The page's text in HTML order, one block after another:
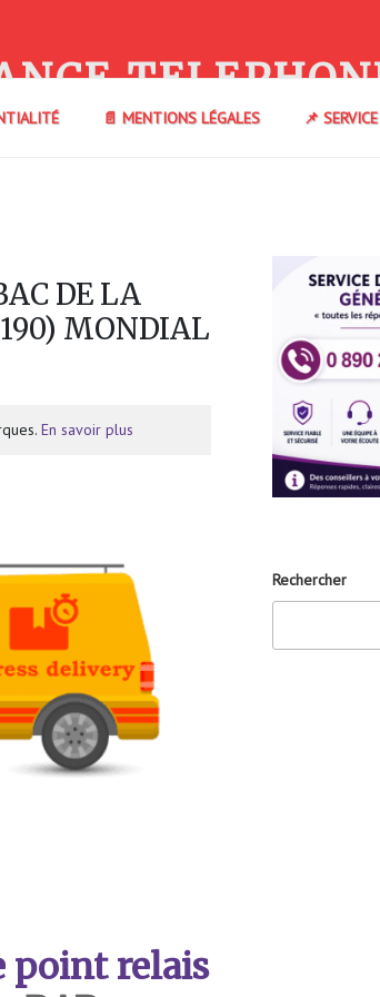
📄 MENTIONS LÉGALES 📌
DE LA
MONDIAL
En savoir plus
point relais
Rechercher